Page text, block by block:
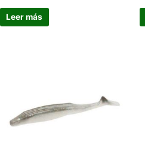
Leer más